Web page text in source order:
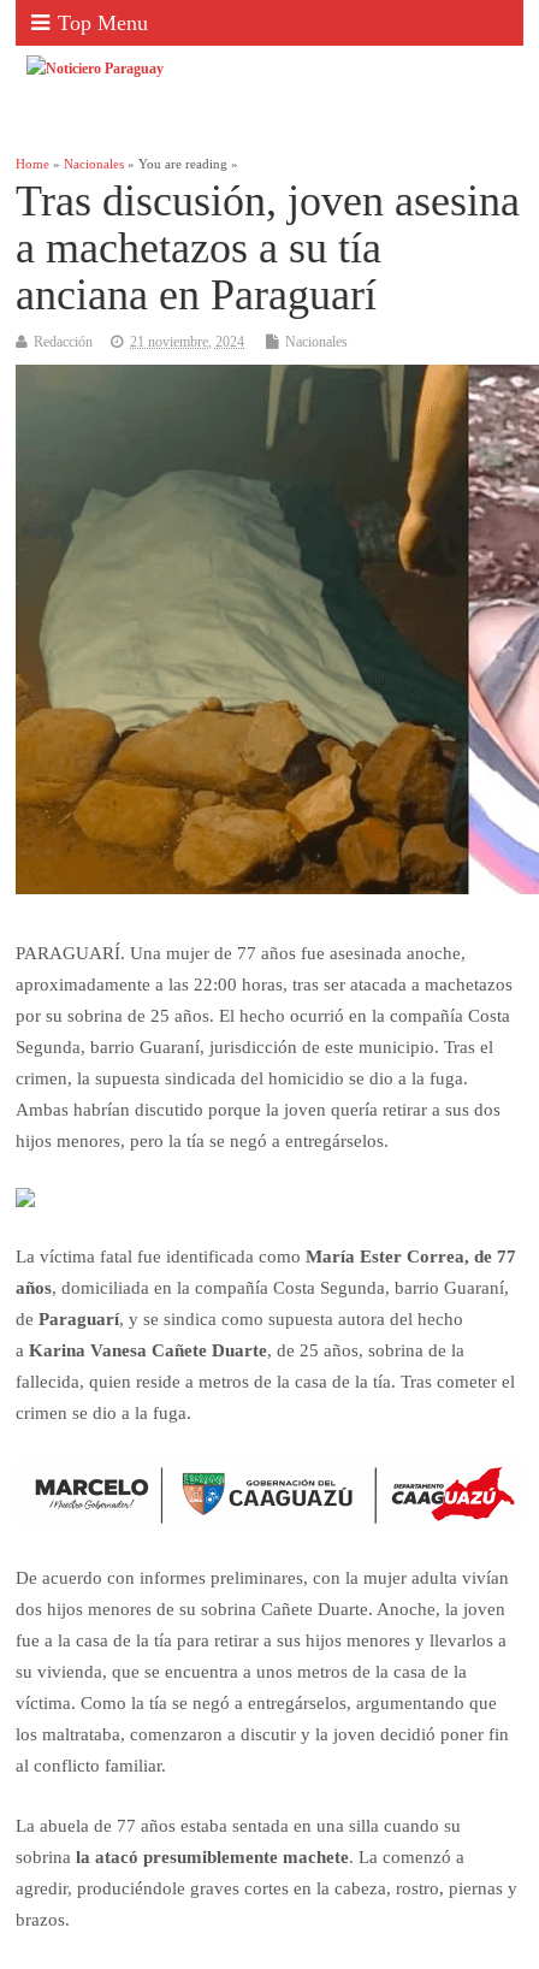
Top Menu
Home »Nacionales » You are reading »
Tras discusión, joven asesina
a machetazos a su tía
anciana en Paraguarí
Redacción 21 noviembre, 2024 Nacionales
PARAGUARÍ. Una mujer de 77 años fue asesinada anoche,
aproximadamente a las 22:00 horas, tras ser atacada a machetazos
por su sobrina de 25 años. El hecho ocurrió en la compañía Costa
Segunda, barrio Guaraní, jurisdicción de este municipio. Tras el
crimen, la supuesta sindicada del homicidio se dio a la fuga.
Ambas habrían discutido porque la joven quería retirar a sus dos
hijos menores, pero la tía se negó a entregárselos.
La víctima fatal fue identificada comoMaría Ester Correa, de 77
años, domiciliada en la compañía Costa Segunda, barrio Guaraní,
deParaguarí, y se sindica como supuesta autora del hecho
aKarina Vanesa Cañete Duarte, de 25 años, sobrina de la
fallecida, quien reside a metros de la casa de la tía. Tras cometer el
crimen se dio a la fuga.
De acuerdo con informes preliminares, con la mujer adulta vivían
dos hijos menores de su sobrina Cañete Duarte. Anoche, la joven
fue a la casa de la tía para retirar a sus hijos menores y llevarlos a
su vivienda, que se encuentra a unos metros de la casa de la
víctima. Como la tía se negó a entregárselos, argumentando que
los maltrataba, comenzaron a discutir y la joven decidió poner fin
al conflicto familiar.
La abuela de 77 años estaba sentada en una silla cuando su
sobrinala atacó presumiblemente machete. La comenzó a
agredir, produciéndole graves cortes en la cabeza, rostro, piernas y
brazos.